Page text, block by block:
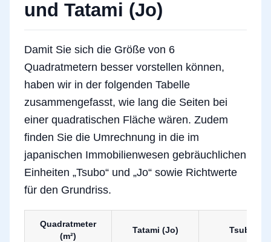
und Tatami (Jo)
Damit Sie sich die Größe von 6
Quadratmetern besser vorstellen können,
haben wir in der folgenden Tabelle
zusammengefasst, wie lang die Seiten bei
einer quadratischen Fläche wären. Zudem
finden Sie die Umrechnung in die im
japanischen Immobilienwesen gebräuchlichen
Einheiten „Tsubo“ und „Jo“ sowie Richtwerte
für den Grundriss.
Quadratmeter
(m²)
Tatami (Jo) Tsubo